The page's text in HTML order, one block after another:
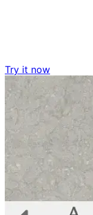
Try it now